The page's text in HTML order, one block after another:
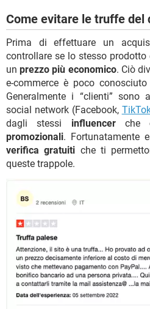
Come evitare le truffe del
Prima di effettuare un
controllare se lo stesso
unprezzo più economico. Ciò
e-commerce è poco
Generalmente i “clienti”
social network (Facebook,
dagli stessi influencerche
promozionali. Fortunatamente
verifica gratuiti che ti
queste trappole.